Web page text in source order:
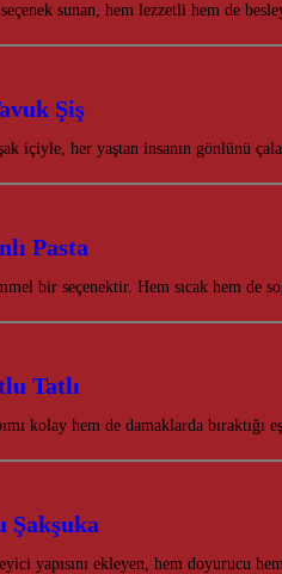
sunan, hem lezzetli hem de
Şiş
içiyle, her yaştan insanın gönlünü
Pasta
bir seçenektir. Hem sıcak hem de
Tatlı
kolay hem de damaklarda
Şakşuka
yapısını ekleyen, hem doyurucu